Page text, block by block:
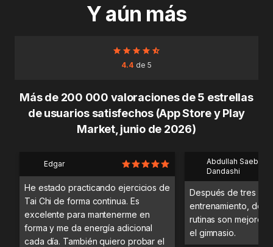
Y aún más
4.4 de 5
Más de 200 000 valoraciones de 5 estrellas
de usuarios satisfechos (App Store y Play
Market, junio de 2026)
Edgar
He estado practicando ejercicios de
Tai Chi de forma continua. Es
excelente para mantenerme en
forma y me da energía adicional
cada día. También quiero probar el
Abdullah Saeb Al
Dandashi
Después de tres
entrenamiento,
rutinas son mejores
el gimnasio.